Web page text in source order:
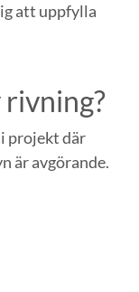
att uppfylla
projekt där
är avgörande.